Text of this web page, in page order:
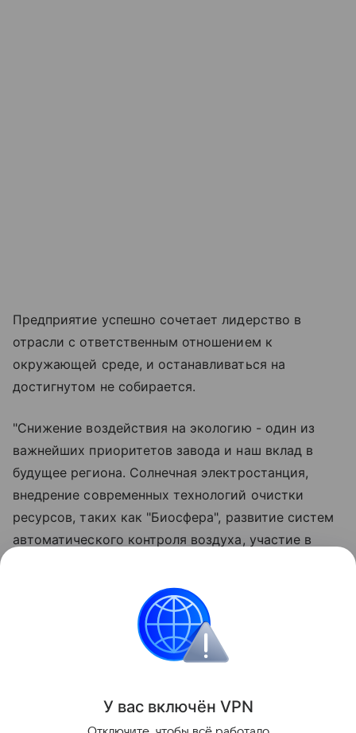
Предприятие успешно сочетает лидерство в
отрасли с ответственным отношением к
окружающей среде, и останавливаться на
достигнутом не собирается.
"Снижение воздействия на экологию - один из
важнейших приоритетов завода и наш вклад в
будущее региона. Солнечная электростанция,
внедрение современных технологий очистки
ресурсов, таких как "Биосфера", развитие систем
автоматического контроля воздуха, участие в
акциях демонстрируют системный подход
предприятия к вопросам экологии", - отметил
генеральный директор Омского НПЗ Кирилл
Поделиться
У вас включён VPN